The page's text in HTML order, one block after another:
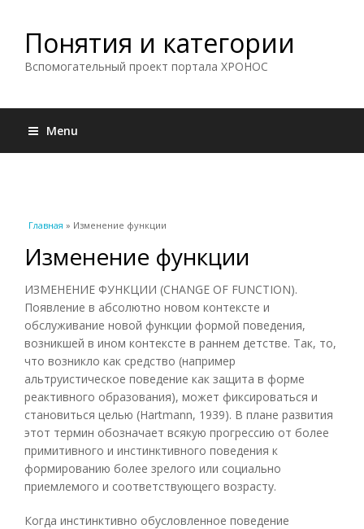
Понятия и категории
Вспомогательный проект портала ХРОНОС
Menu
Вы здесь
Главная » Изменение функции
Изменение функции
ИЗМЕНЕНИЕ ФУНКЦИИ (CHANGE OF FUNCTION).
Появление в абсолютно новом контексте и
обслуживание новой функции формой поведения,
возникшей в ином контексте в раннем детстве. Так, то,
что возникло как средство (например
альтруистическое поведение как защита в форме
реактивного образования), может фиксироваться и
становиться целью (Hartmann, 1939). В плане развития
этот термин обозначает всякую прогрессию от более
примитивного и инстинктивного поведения к
формированию более зрелого или социально
приемлемого и соответствующего возрасту.
Когда инстинктивно обусловленное поведение